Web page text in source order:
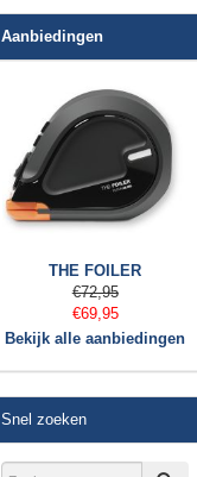
Aanbiedingen
THE FOILER
€72,95
€69,95
Bekijk alle aanbiedingen
Snel zoeken